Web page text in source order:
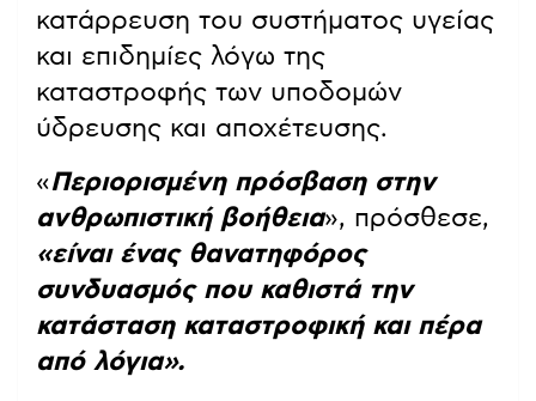
κατάρρευση του συστήματος υγείας
και επιδημίες λόγω της
καταστροφής των υποδομών
ύδρευσης και αποχέτευσης.
«Περιορισμένη πρόσβαση στην
ανθρωπιστική βοήθεια», πρόσθεσε,
«είναι ένας θανατηφόρος
συνδυασμός που καθιστά την
κατάσταση καταστροφική και πέρα
από λόγια».